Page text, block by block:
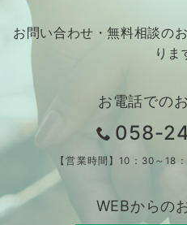
お問い合わせ・無料相談の
りま
お電話での
058-
【営業時間】10：30～18
WEBからの